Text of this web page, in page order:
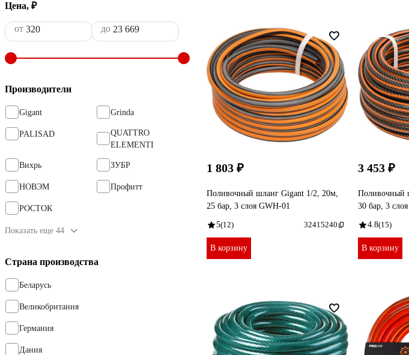
Цена, ₽
от до
Производители
Gigant Grinda
PALISAD
QUATTRO
ELEMENTI
Вихрь ЗУБР
НОВЭМ Профитт
РОСТОК
Показать еще 44
Страна производства
Беларусь
Великобритания
Германия
Дания
1 803 ₽
Поливочный шланг Gigant 1/2, 20м,
25 бар, 3 слоя GWH-01
5(12) 32415240
В корзину
3 453 ₽
Поливочный
30 бар, 3
4.8(15)
В корзину